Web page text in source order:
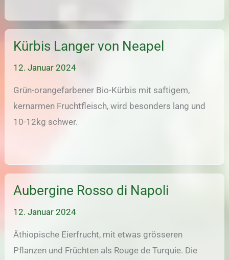
Kürbis Langer von Neapel
12. Januar 2024
Grün-orangefarbener Bio-Kürbis mit saftigem,
kernarmen Fruchtfleisch, wird besonders lang und
10-12kg schwer.
Aubergine Rosso di Napoli
12. Januar 2024
Äthiopische Eierfrucht, mit etwas grösseren
Pflanzen und Früchten als Rouge de Turquie. Die